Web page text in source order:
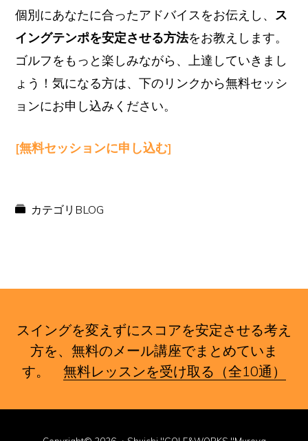
個別にあなたに合ったアドバイスをお伝えし、 ス
イングテンポを安定させる方法をお教えします。
ゴルフをもっと楽しみながら、上達していきまし
ょう！気になる方は、下のリンクから無料セッシ
ョンにお申し込みください。
[無料セッションに申し込む]
カテゴリ BLOG
スイングを変えずにスコアを安定させる考え
方を、無料のメール講座でまとめていま
す。 無料レッスンを受け取る（全10通）